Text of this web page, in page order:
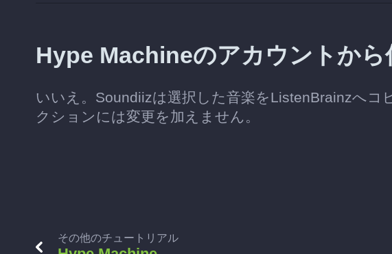
Hype Machineのアカウントから
いいえ。Soundiizは選択した音楽をListenBrainzへコ
クションには変更を加えません。
その他のチュートリアル